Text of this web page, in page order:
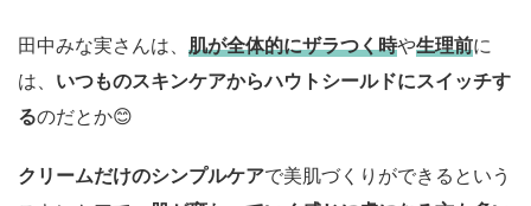
田中みな実さんは、 肌が全体的にザラつく時や生理前に
は、 いつものスキンケアからハウトシールドにスイッチす
るのだとか😊
クリームだけのシンプルケアで美肌づくりができるという